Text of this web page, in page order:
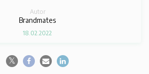
Autor
Brandmates
18.02.2022